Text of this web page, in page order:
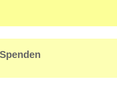
Spenden